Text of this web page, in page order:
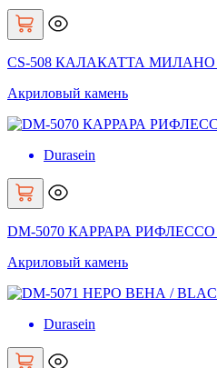
CS-508 КАЛАКАТТА МИЛАНО
Акриловый камень
Durasein
DM-5070 КАРРАРА РИФЛЕССО
Акриловый камень
Durasein